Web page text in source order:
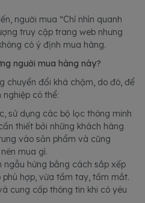
người mua “Chỉ nhìn quanh
truy cập trang web nhưng
có ý định mua hàng.
người mua hàng này?
chuyển đổi khá chậm, do đó, để
có thể:
sử dụng các bộ lọc thông minh
thiết bởi những khách hàng
vào sản phẩm và cũng
mua gì.
ngẫu hứng bằng cách sắp xếp
hợp, vừa tầm tay, tầm mắt.
cung cấp thông tin khi có yêu